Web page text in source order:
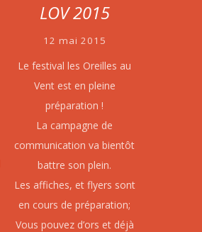
LOV 2015
12 mai 2015
Le festival les Oreilles au
Vent est en pleine
préparation !
La campagne de
communication va bientôt
battre son plein.
Les affiches, et flyers sont
en cours de préparation;
Vous pouvez d’ors et déjà